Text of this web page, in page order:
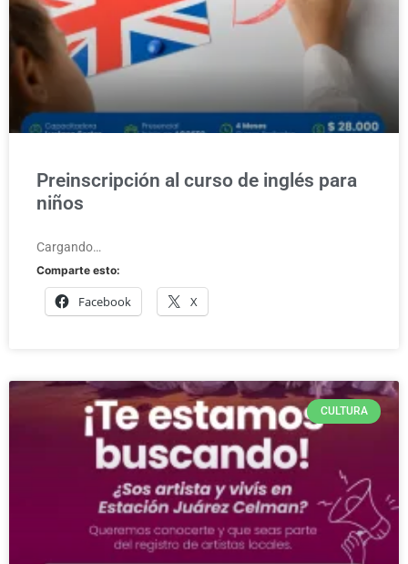
Preinscripción al curso de inglés para
niños
Cargando…
Comparte esto:
Facebook X
CULTURA